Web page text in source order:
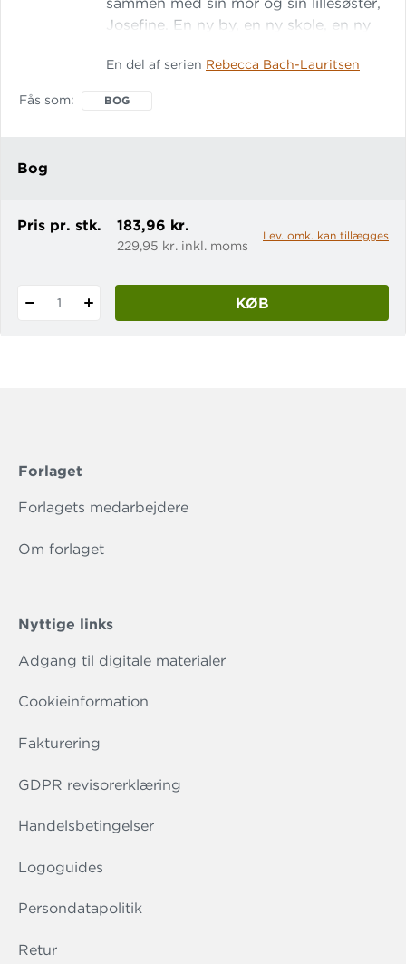
sammen med sin mor og sin lillesøster,
Josefine. En ny by, en ny skole, en ny
ikke første gang, og Veronika ved, at
En del af serien Rebecca Bach-Lauritsen
Fås som BOG
Bog
Pris pr. stk. 183,96 kr.
229,95 kr. inkl. moms
Lev. omk. kan tillægges
1 KØB
Forlaget
Forlagets medarbejdere
Om forlaget
Nyttige links
Adgang til digitale materialer
Cookieinformation
Fakturering
GDPR revisorerklæring
Handelsbetingelser
Logoguides
Persondatapolitik
Retur